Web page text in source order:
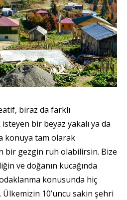
biraz da farklı
bir beyaz yakalı ya da
konuya tam olarak
bir gezgin ruh olabilirsin. Bize
ve doğanın kucağında
konusunda hiç
10’uncu sakin şehri